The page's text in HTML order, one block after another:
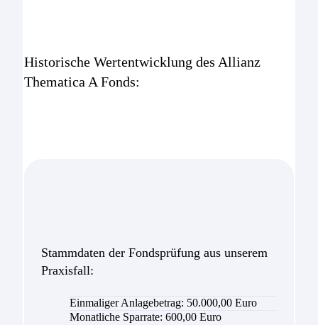
Historische Wertentwicklung des Allianz
Thematica A Fonds:
Stammdaten der Fondsprüfung aus unserem
Praxisfall:
Einmaliger Anlagebetrag: 50.000,00 Euro
Monatliche Sparrate: 600,00Euro